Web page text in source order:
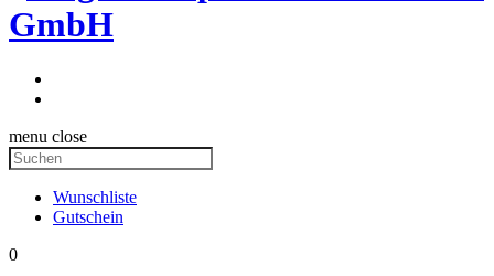
menu close
Wunschliste
Gutschein
0